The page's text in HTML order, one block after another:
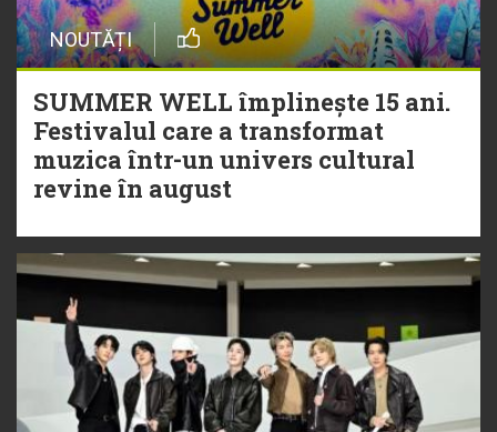
NOUTĂȚI
SUMMER WELL împlinește 15 ani.
Festivalul care a transformat
muzica într-un univers cultural
revine în august